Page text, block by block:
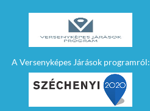
A Versenyképes Járások programról: